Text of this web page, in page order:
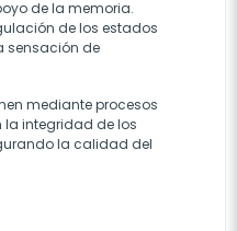
de la memoria.
de los estados
sensación de
mediante procesos
la integridad de los
la calidad del